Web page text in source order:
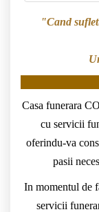
"Cand
Casa funerara
cu servicii
oferindu-va
pasii
In momentul de
servicii